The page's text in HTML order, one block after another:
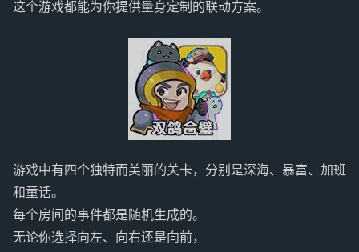
这个游戏都能为你提供量身定制的联动方案。
游戏中有四个独特而美丽的关卡，分别是深海、暴富、加班
和童话。
每个房间的事件都是随机生成的。
无论你选择向左、向右还是向前，